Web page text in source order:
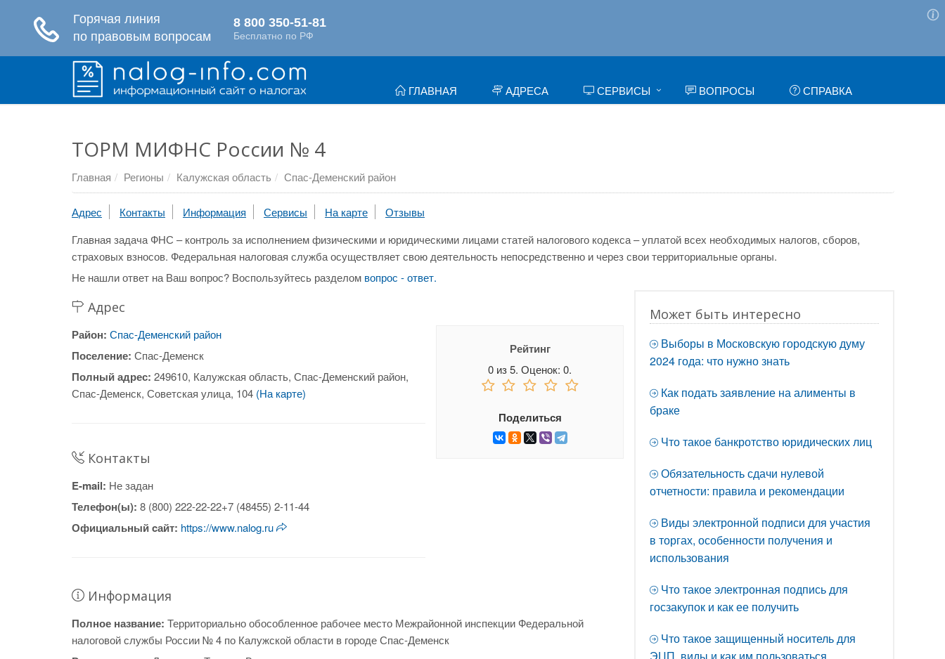
ГЛАВНАЯ АДРЕСА СЕРВИСЫ ВОПРОСЫ СПРАВКА
ТОРМ МИФНС России № 4
Главная Регионы Калужская область Спас-Деменский район
Адрес Контакты Информация Сервисы На карте
Отзывы
Главная задача ФНС – контроль за исполнением физическими и юридическими лицами статей налогового кодекса – уплатой всех необходимых налогов, сборов,
страховых взносов. Федеральная налоговая служба осуществляет свою деятельность непосредственно и через свои территориальные органы.
Не нашли ответ на Ваш вопрос? Воспользуйтесь разделом вопрос - ответ.
Адрес
Район: Спас-Деменский район
Поселение: Спас-Деменск
Полный адрес: 249610, Калужская область, Спас-Деменский район,
Спас-Деменск, Советская улица, 104 (На карте)
Контакты
E-mail: Не задан
Телефон(ы): 8 (800) 222-22-22+7 (48455) 2-11-44
Официальный cайт: https://www.nalog.ru
Рейтинг
0 из5. Оценок:0.
Поделиться
Информация
Полное название: Территориально обособленное рабочее место Межрайонной инспекции Федеральной
налоговой службы России № 4 по Калужской области в городе Спас-Деменск
Может быть интересно
Выборы в Московскую городскую думу
2024 года: что нужно знать
Как подать заявление на алименты в
браке
Что такое банкротство юридических лиц
Обязательность сдачи нулевой
отчетности: правила и рекомендации
Виды электронной подписи для участия
в торгах, особенности получения и
использования
Что такое электронная подпись для
госзакупок и как ее получить
Что такое защищенный носитель для